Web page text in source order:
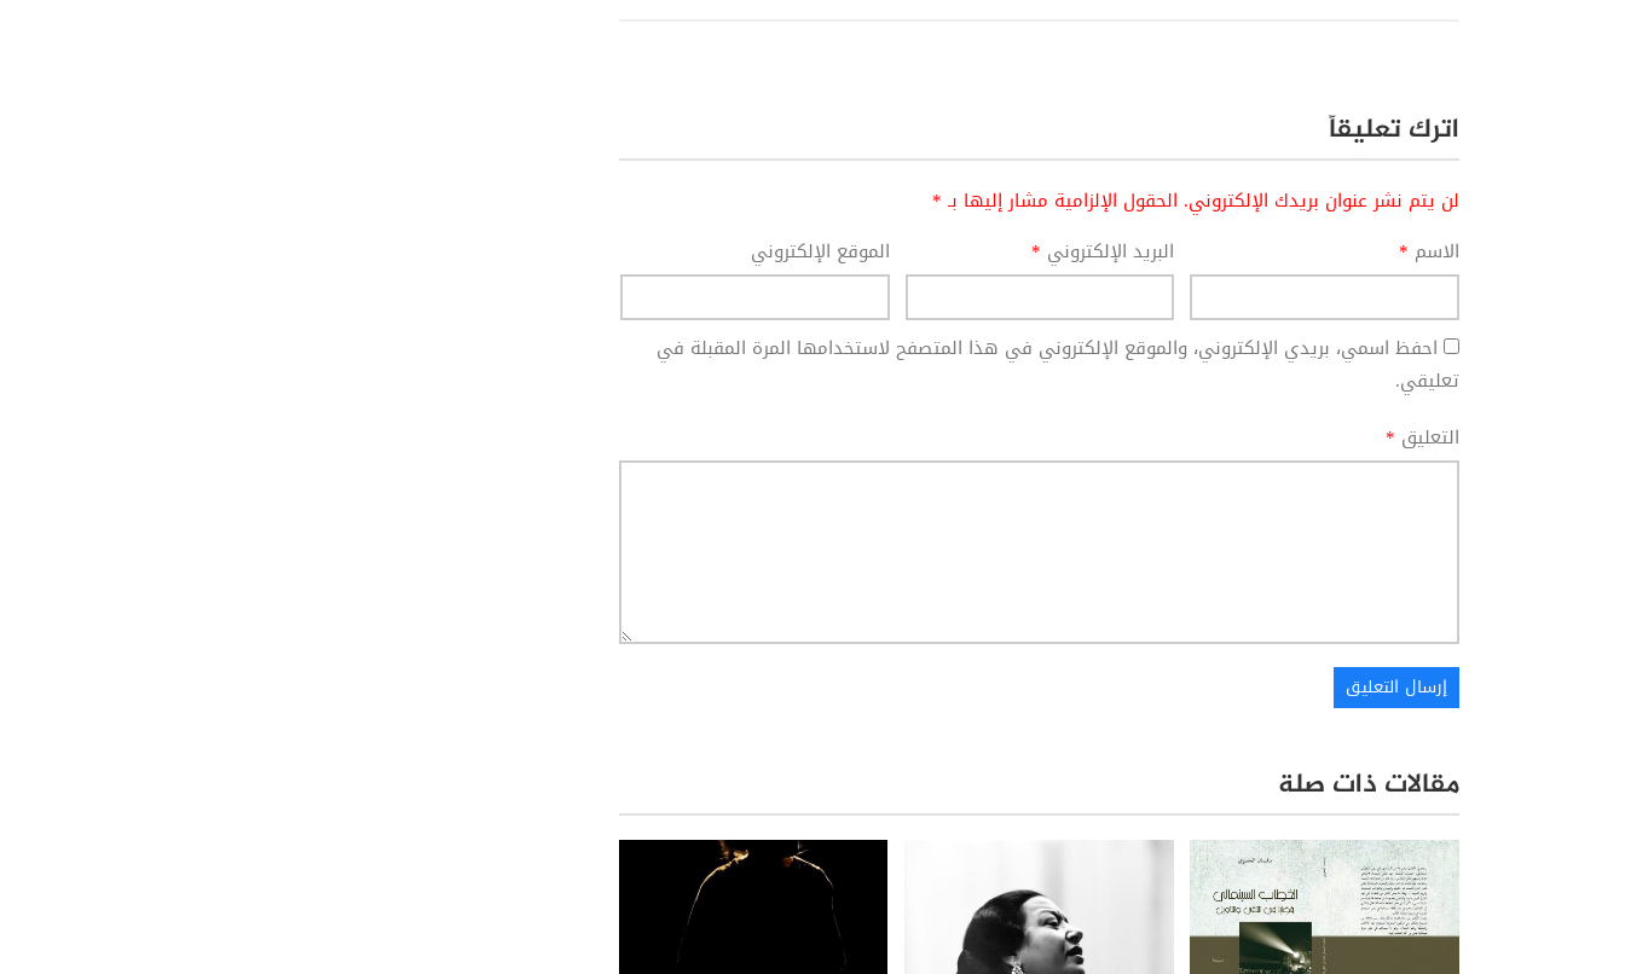
اترك تعليقاً
لن يتم نشر عنوان بريدك الإلكتروني. الحقول الإلزامية مشار إليها بـ*
الاسم * البريد الإلكتروني * الموقع الإلكتروني
احفظ اسمي، بريدي الإلكتروني، والموقع الإلكتروني في هذا المتصفح لاستخدامها المرة المقبلة في
تعليقي.
التعليق *
مقالات ذات صلة